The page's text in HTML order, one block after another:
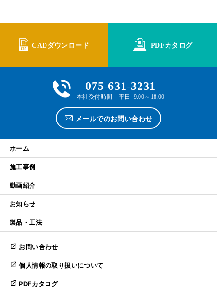
CADダウンロード PDFカタログ
075-631-3231
本社受付時間 平日 9:00～18:00
メールでのお問い合わせ
ホーム
施工事例
動画紹介
お知らせ
製品・工法
お問い合わせ
個人情報の取り扱いについて
PDFカタログ